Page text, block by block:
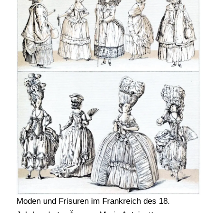
Moden und Frisuren im Frankreich des 18.